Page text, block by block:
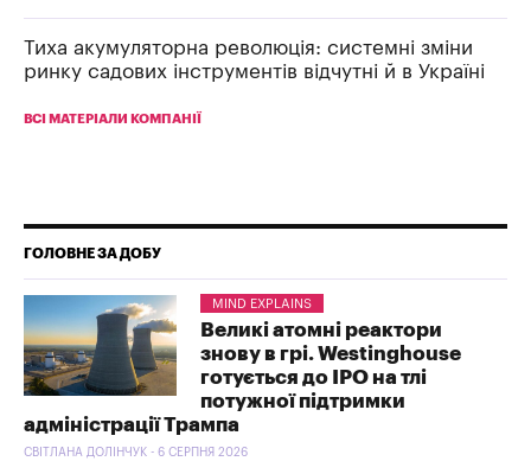
Тиха акумуляторна революція: системні зміни
ринку садових інструментів відчутні й в Україні
ВСІ МАТЕРІАЛИ КОМПАНІЇ
ГОЛОВНЕ ЗА ДОБУ
MIND EXPLAINS
Великі атомні реактори
знову в грі. Westinghouse
готується до IPO на тлі
потужної підтримки
адміністрації Трампа
СВІТЛАНА ДОЛІНЧУК - 6 СЕРПНЯ 2026